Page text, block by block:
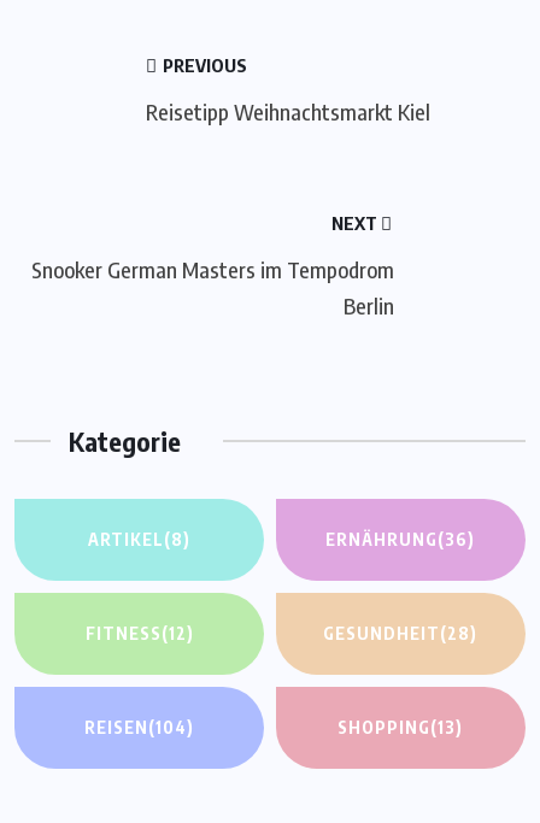
PREVIOUS
Reisetipp Weihnachtsmarkt Kiel
NEXT
Snooker German Masters im Tempodrom
Berlin
Kategorie
ARTIKEL(8) ERNÄHRUNG(36)
FITNESS(12) GESUNDHEIT(28)
REISEN(104) SHOPPING(13)